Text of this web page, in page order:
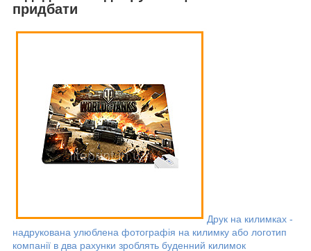
придбати
Друк на килимках -
надрукована улюблена фотографія на килимку або логотип
компанії в два рахунки зроблять буденний килимок